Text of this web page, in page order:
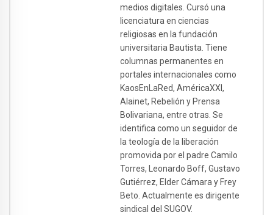
medios digitales. Cursó una
licenciatura en ciencias
religiosas en la fundación
universitaria Bautista. Tiene
columnas permanentes en
portales internacionales como
KaosEnLaRed, AméricaXXI,
Alainet, Rebelión y Prensa
Bolivariana, entre otras. Se
identifica como un seguidor de
la teología de la liberación
promovida por el padre Camilo
Torres, Leonardo Boff, Gustavo
Gutiérrez, Elder Cámara y Frey
Beto. Actualmente es dirigente
sindical del SUGOV.